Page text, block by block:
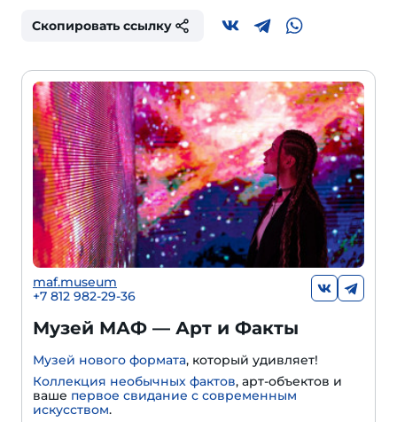
Скопировать ссылку
maf.museum
+7 812 982-29-36
Музей МАФ — Арт и Факты
Музей нового формата, который удивляет!
Коллекция необычных фактов, арт-объектов и
ваше первое свидание с современным
искусством.